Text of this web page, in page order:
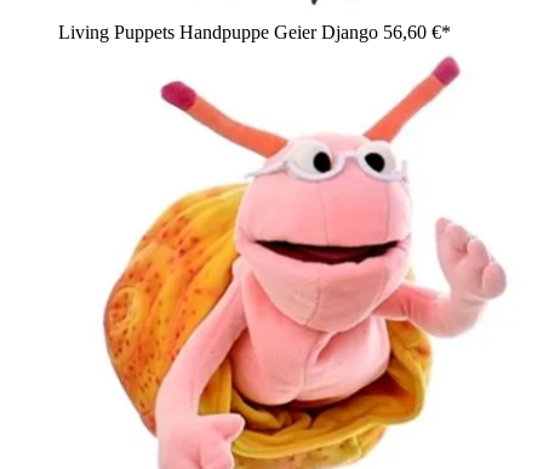
Living Puppets Handpuppe Geier Django 56,60 €*